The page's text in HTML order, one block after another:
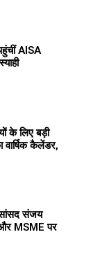
AISA
के लिए बड़ी
कैलेंडर,
संजय
और MSME पर